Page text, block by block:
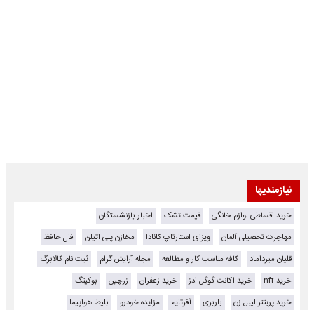
نیازمندیها
خرید اقساطی لوازم خانگی قیمت تشک
اخبار بازنشستگان
مهاجرت تحصیلی آلمان
ویزای استارتاپ کانادا مخازن پلی اتیلن
فال حافظ
قلیان میرداماد
کافه مناسب کار و مطالعه مجله آرایش گرام
ثبت نام کالابرگ
خرید nft
خرید اکانت گوگل ادز خرید زعفران زرچین
بوکینگ
خرید پرینتر لیبل زن
باربری آفرتایم مزایده خودرو
بلیط هواپیما